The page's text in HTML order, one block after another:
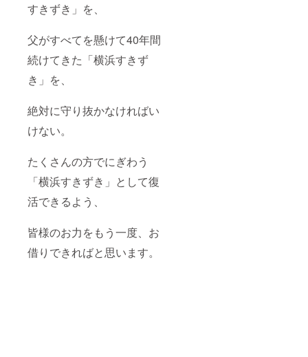
すきずき」を、
父がすべてを懸けて40年間
続けてきた「横浜すきず
き」を、
絶対に守り抜かなければい
けない。
たくさんの方でにぎわう
「横浜すきずき」として復
活できるよう、
皆様のお力をもう一度、お
借りできればと思います。